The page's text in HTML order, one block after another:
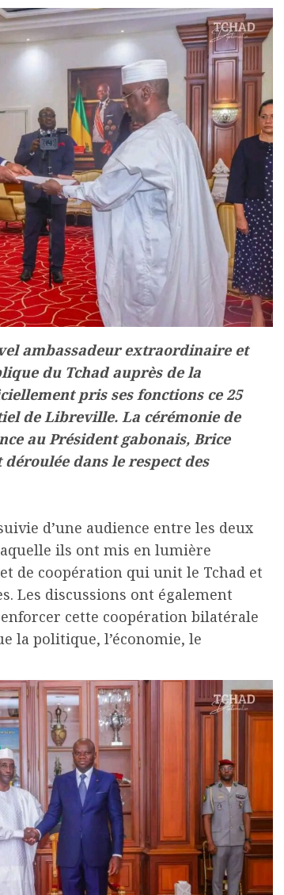
ambassadeur extraordinaire et
du Tchad auprès de la
pris ses fonctions ce 25
de Libreville. La cérémonie de
au Président gabonais, Brice
déroulée dans le respect des
d’une audience entre les deux
ils ont mis en lumière
de coopération qui unit le Tchad et
Les discussions ont également
cette coopération bilatérale
la politique, l’économie, le